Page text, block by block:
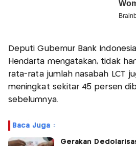
Deputi Gubernur Bank
Hendarta mengatakan, tidak
rata-rata jumlah nasabah LCT
meningkat sekitar 45 persen
sebelumnya.
Baca Juga :
Gerakan